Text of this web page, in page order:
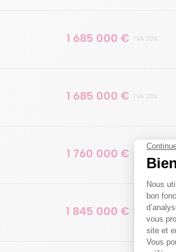
1 685 000 € TVA 20%
1 685 000 € TVA 20%
1 760 000 € TVA 20%
1 845 000 € TVA 20%